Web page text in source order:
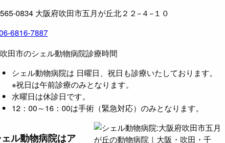
0834 大阪府吹田市五月が丘北２２−４−１０
6816-7887
シェル動物病院は 日曜日、祝日も診療いたしております。
※祝日は午前診療のみとなります。
水曜日は休診日です。
12：00～16：00は手術（緊急対応）のみとなります。
ル動物病院はア